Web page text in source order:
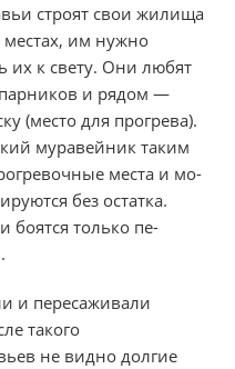
строят свои жи­лища
им нужно
их к свету. Они любят
и рядом —
(место для прогрева).
муравейник таким
места и мо­
без остатка.
боятся только пе­
и пересаживали
такого
не видно долгие